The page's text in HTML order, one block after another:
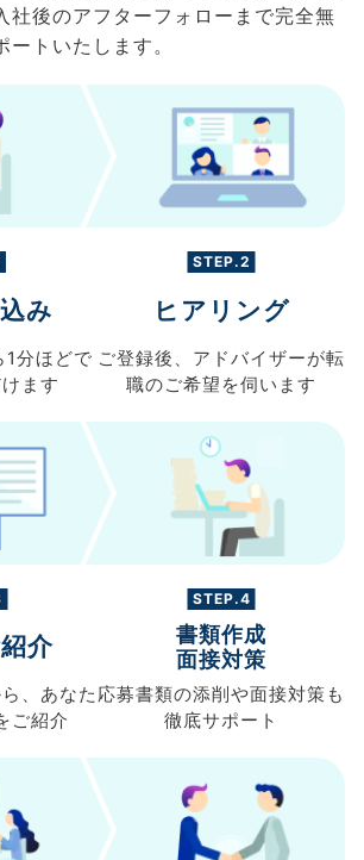
社後のアフターフォローまで完全無
トいたします。
み
1分ほどで
ます
STEP.2
ヒアリング
ご登録後、 アドバイザーが転
職のご希望を伺います
介
、 あなた
ご紹介
STEP.4
書類作成
面接対策
応募書類の添削や面接対策も
徹底サポート